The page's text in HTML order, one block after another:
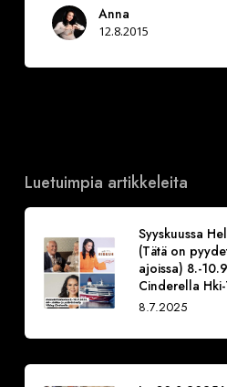
Anna
12.8.2015
Luetuimpia artikkeleita
Syyskuussa
(Tätä on
ajoissa) 8.-
Cinderella
8.7.2025